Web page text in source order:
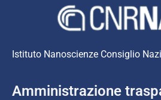
Istituto Nanoscienze Consiglio
Amministrazione